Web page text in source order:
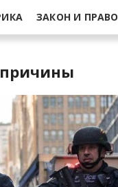
ЗАКОН И ПРАВО
причины